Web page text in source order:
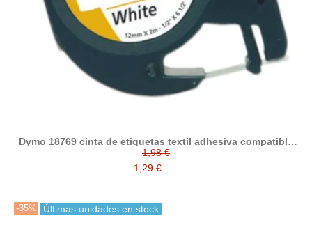
Dymo 18769 cinta de etiquetas textil adhesiva compatible
(S0718850)
1,98 €
1,29 €
-35% Últimas unidades en stock